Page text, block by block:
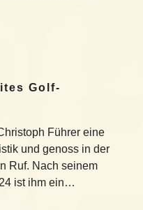
Golf-
Führer eine
und genoss in der
Ruf. Nach seinem
ist ihm ein…